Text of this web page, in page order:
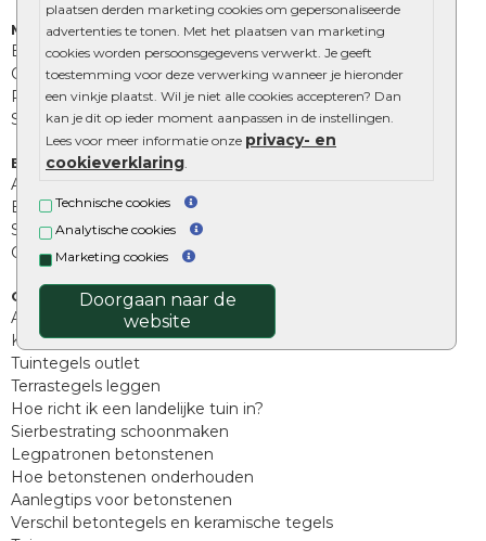
plaatsen derden marketing cookies om gepersonaliseerde
advertenties te tonen. Met het plaatsen van marketing
cookies worden persoonsgegevens verwerkt. Je geeft
toestemming voor deze verwerking wanneer je hieronder
een vinkje plaatst. Wil je niet alle cookies accepteren? Dan
kan je dit op ieder moment aanpassen in de instellingen.
Lees voor meer informatie onze privacy- en
cookieverklaring.
Technische cookies
Analytische cookies
Marketing cookies
Doorgaan naar de
website
Muurelementen
Betonbielzen
Opsluitbanden
Palissades
Stapelblokken
Extra benodigdheden
Afwatering en diversen
Beplantings en betonelementen
Split, grind en zand
Oprit tegels
Overig
Aanbiedingen
Kunstgras
Tuintegels outlet
Terrastegels leggen
Hoe richt ik een landelijke tuin in?
Sierbestrating schoonmaken
Legpatronen betonstenen
Hoe betonstenen onderhouden
Aanlegtips voor betonstenen
Verschil betontegels en keramische tegels